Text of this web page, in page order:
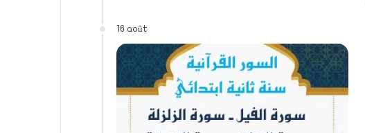
16 août